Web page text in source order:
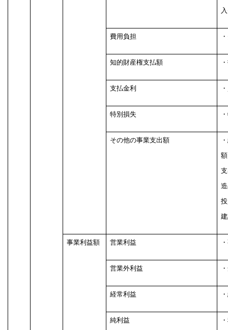
費用負担
知的財産権支払額
支払金利
特別損失
その他の事業支出額
事業利益額 営業利益
営業外利益
経常利益
純利益